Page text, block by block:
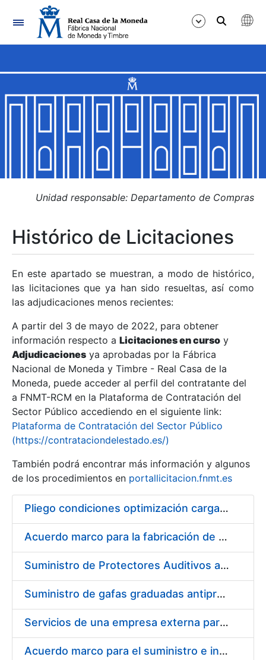
Navegación
Mostrar/Ocultar
Mostrar/Ocultar
Mostrar/Ocultar
Mostrar/Ocultar
Mostrar/Ocultar
Mostrar/Ocultar
Unidad responsable: Departamento de Compras
Histórico de Licitaciones
En este apartado se muestran, a modo de histórico,
las licitaciones que ya han sido resueltas, así como
las adjudicaciones menos recientes:
A partir del 3 de mayo de 2022, para obtener
información respecto a Licitaciones en curso y
Adjudicaciones ya aprobadas por la Fábrica
Nacional de Moneda y Timbre - Real Casa de la
Moneda, puede acceder al perfil del contratante del
a FNMT-RCM en la Plataforma de Contratación del
Sector Público accediendo en el siguiente link:
Plataforma de Contratación del Sector Público
(https://contrataciondelestado.es/)
También podrá encontrar más información y algunos
de los procedimientos en portallicitacion.fnmt.es
Pliego condiciones optimización cargas compras firmado
Acuerdo marco para la fabricación de piezas
Suministro de Protectores Auditivos a medida para las personas trabajadoras de los Centros de Trabajo de Madrid y Burgos
Suministro de gafas graduadas antiproyecciones para los trabajadores de la FNMT-RCM en los centros de trabajo de Madrid y Burgos
Servicios de una empresa externa para el asesoramiento y resolución de los recursos de alzada que se presentan relacionados con procesos de selección para la FNMT-RCM
Acuerdo marco para el suministro e instalación de persianas, estores y otros complementos